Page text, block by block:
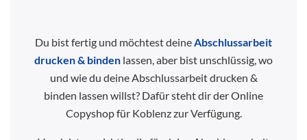
Du bist fertig und möchtest deineAbschlussarbeit
drucken & binden lassen, aber bist unschlüssig, wo
und wie du deine Abschlussarbeit drucken &
binden lassen willst? Dafür steht dir der Online
Copyshop für Koblenz zur Verfügung.